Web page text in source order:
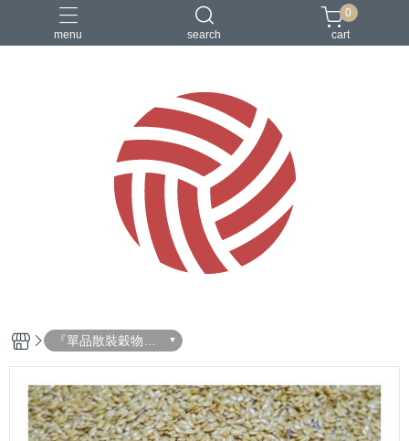
menu search
0
cart
『單品散裝穀物飼
料』